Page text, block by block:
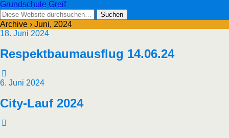
Grundschule Greif
Archive › Juni, 2024
18. Juni 2024
Respektbaumausflug 14.06.24
6. Juni 2024
City-Lauf 2024